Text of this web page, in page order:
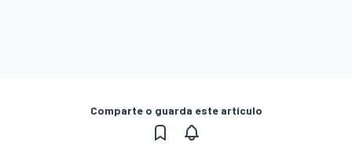
Comparte o guarda este artículo